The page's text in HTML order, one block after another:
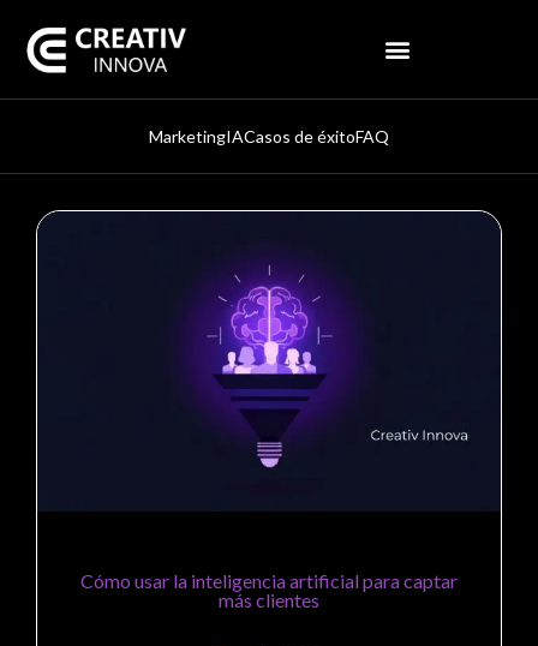
MarketingIACasos de éxitoFAQ
Cómo usar la inteligencia artificial para captar
más clientes